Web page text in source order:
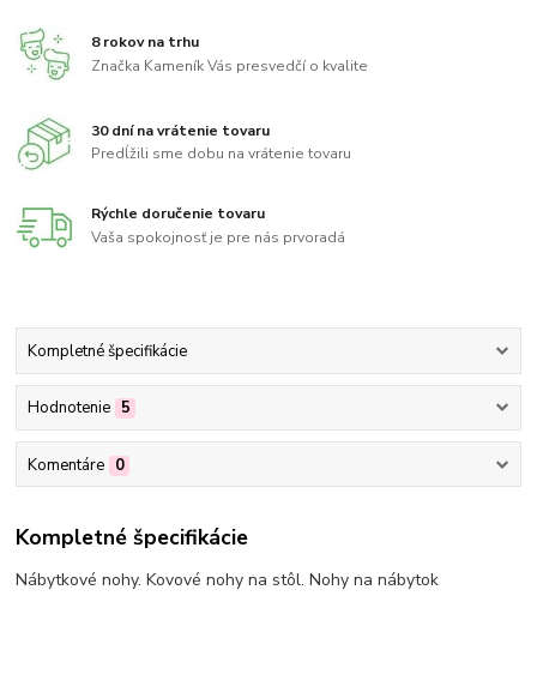
8 rokov na trhu
Značka Kameník Vás presvedčí o kvalite
30 dní na vrátenie tovaru
Predĺžili sme dobu na vrátenie tovaru
Rýchle doručenie tovaru
Vaša spokojnosť je pre nás prvoradá
Kompletné špecifikácie
Hodnotenie 5
Komentáre 0
Kompletné špecifikácie
Nábytkové nohy. Kovové nohy na stôl. Nohy na nábytok